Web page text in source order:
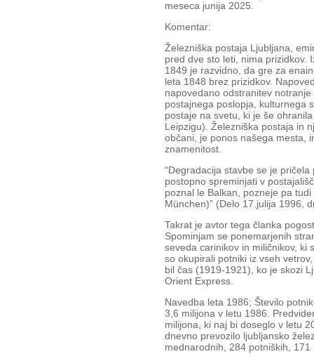
meseca junija 2025.
Komentar:
Železniška postaja Ljubljana,
pred dve sto leti, nima prizidkov.
1849 je razvidno, da gre za
leta 1848 brez prizidkov.
napovedano odstranitev
postajnega poslopja, kulturnega
postaje na svetu, ki je še
Leipzigu). Železniška postaja in
občani, je ponos našega mesta,
znamenitost.
“Degradacija stavbe se je
postopno spreminjati v
poznal le Balkan, pozneje pa
München)” (Delo 17.julija 1996,
Takrat je avtor tega članka
Spominjam se ponemarjenih
seveda carinikov in miličnikov, ki
so okupirali potniki iz vseh
bil čas (1919-1921), ko je skozi
Orient Express.
Navedba leta 1986; Število
3,6 milijona v letu 1986.
milijona, ki naj bi doseglo v letu
dnevno prevozilo ljubljansko
mednarodnih, 284 potniških,